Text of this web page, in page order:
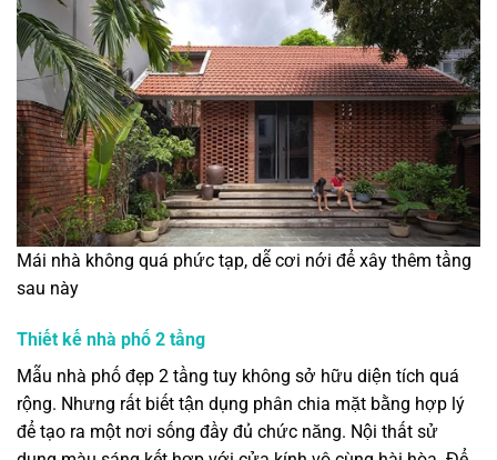
Mái nhà không quá phức tạp, dễ cơi nới để xây thêm tầng
sau này
Thiết kế nhà phố 2 tầng
Mẫu nhà phố đẹp 2 tầng tuy không sở hữu diện tích quá
rộng. Nhưng rất biết tận dụng phân chia mặt bằng hợp lý
để tạo ra một nơi sống đầy đủ chức năng. Nội thất sử